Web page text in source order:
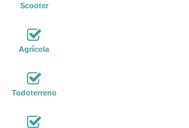
Scooter
Agrícola
Todoterreno